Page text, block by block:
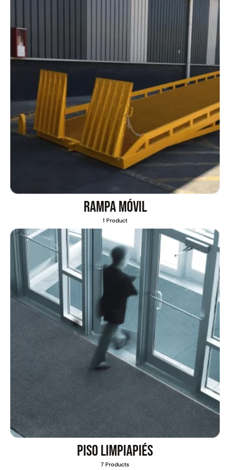
Rampa móvil
1 Product
Piso limpiapiés
7 Products